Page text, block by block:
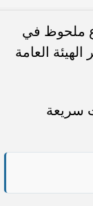
ملحوظ في
العامة
سريعة